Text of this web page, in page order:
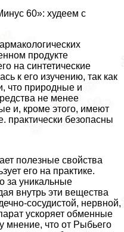
60»: худеем с
продукте
на синтетические
к его изучению, так как
что природные и
не менее
и, кроме этого, имеют
пpaктически безопасны
полезные свойства
его на пpaктике.
за уникальные
внутрь эти вещества
сосудистой, нервной,
ускоряет обменные
мнение, что от Рыбьего